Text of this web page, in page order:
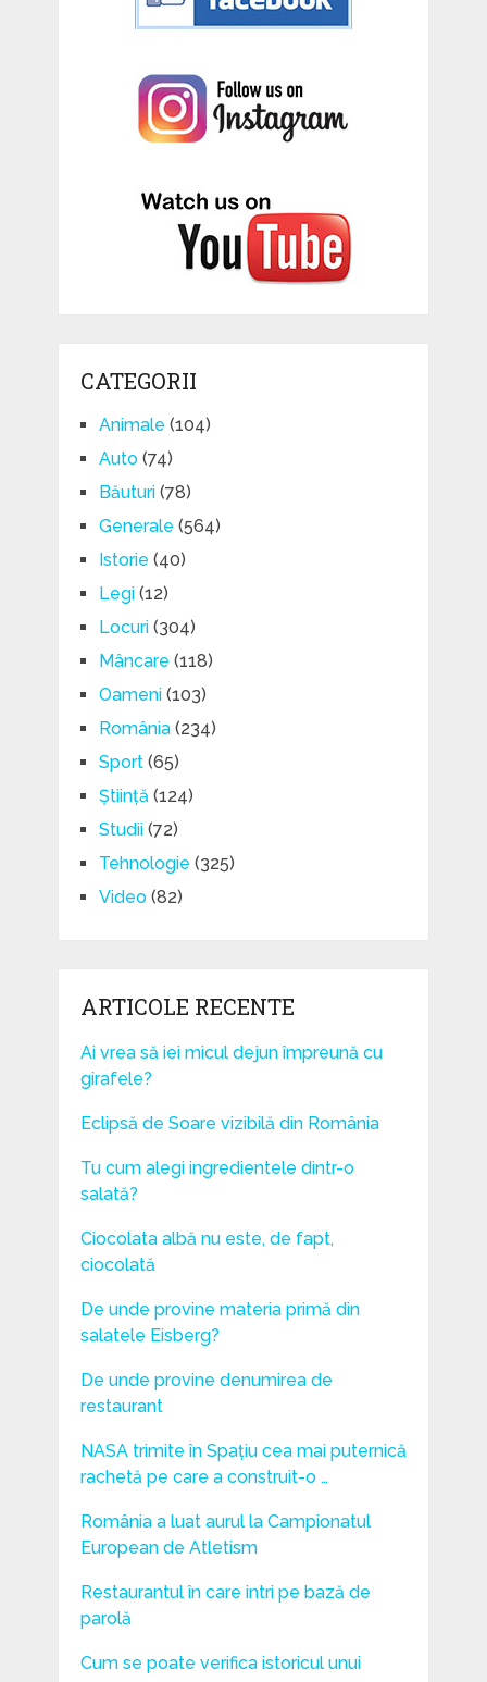
CATEGORII
Animale (104)
Auto(74)
Băuturi(78)
Generale (564)
Istorie (40)
Legi(12)
Locuri(304)
Mâncare (118)
Oameni(103)
România(234)
Sport(65)
Știință(124)
Studii(72)
Tehnologie (325)
Video(82)
ARTICOLE RECENTE
Ai vrea să iei micul dejun împreună cu
girafele?
Eclipsă de Soare vizibilă din România
Tu cum alegi ingredientele dintr-o
salată?
Ciocolata albă nu este, de fapt,
ciocolată
De unde provine materia primă din
salatele Eisberg?
De unde provine denumirea de
restaurant
NASA trimite în Spațiu cea mai puternică
rachetă pe care a construit-o …
România a luat aurul la Campionatul
European de Atletism
Restaurantul în care intri pe bază de
parolă
Cum se poate verifica istoricul unui